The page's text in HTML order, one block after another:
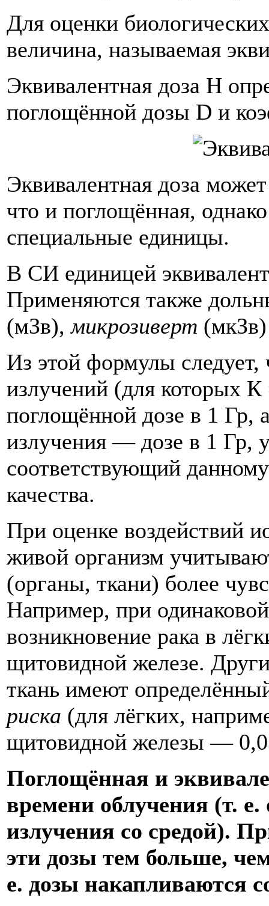
Для оценки
величина, называемая
Эквивалентная доза Н
поглощённой дозы D и
Эквивалентная доза
что и поглощённая,
специальные единицы.
В СИ единицей
Применяются также
(мЗв),микрозиверт
Из этой формулы следует,
излучений (для которых К
поглощённой дозе в 1 Гр,
излучения — дозе в 1 Гр,
соответствующий
качества.
При оценке воздействий
живой организм
(органы, ткани) более
Например, при
возникновение рака в
щитовидной железе.
ткань имеют
риска (для лёгких,
щитовидной железы —
Поглощённая и
времени облучения (т.
излучения со средой).
эти дозы тем больше,
е. дозы накапливаются